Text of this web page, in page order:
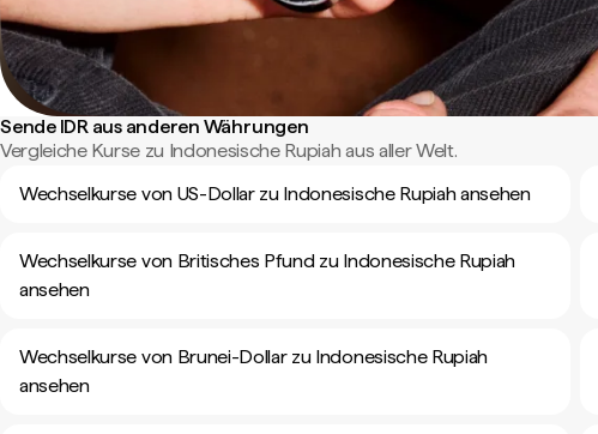
Sende IDR aus anderen Währungen
Vergleiche Kurse zu Indonesische Rupiah aus aller Welt.
Wechselkurse von US-Dollar zu Indonesische Rupiah ansehen
Wechselkurse von Britisches Pfund zu Indonesische Rupiah
ansehen
Wechselkurse von Brunei-Dollar zu Indonesische Rupiah
ansehen